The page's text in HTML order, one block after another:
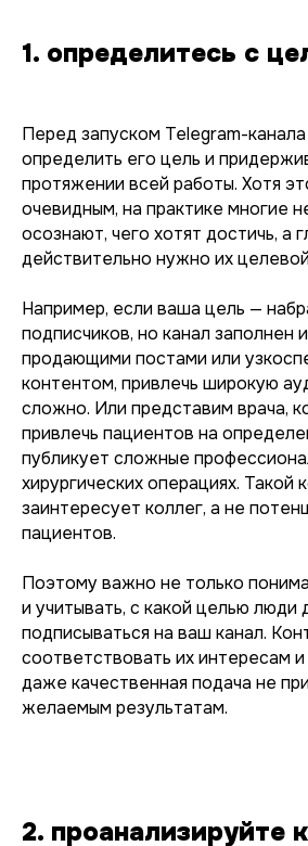
1. определитесь с
Перед запуском Telegram-
определить его цель и
протяжении всей работы. Хотя
очевидным, на практике многие
осознают, чего хотят достичь, а
действительно нужно их
Например, если ваша цель —
подписчиков, но канал заполнен
продающими постами или
контентом, привлечь широкую
сложно. Или представим врача,
привлечь пациентов на
публикует сложные
хирургических операциях. Такой
заинтересует коллег, а не
пациентов.
Поэтому важно не только
и учитывать, с какой целью люди
подписываться на ваш канал.
соответствовать их интересам
даже качественная подача не
желаемым результатам.
2. проанализируйте